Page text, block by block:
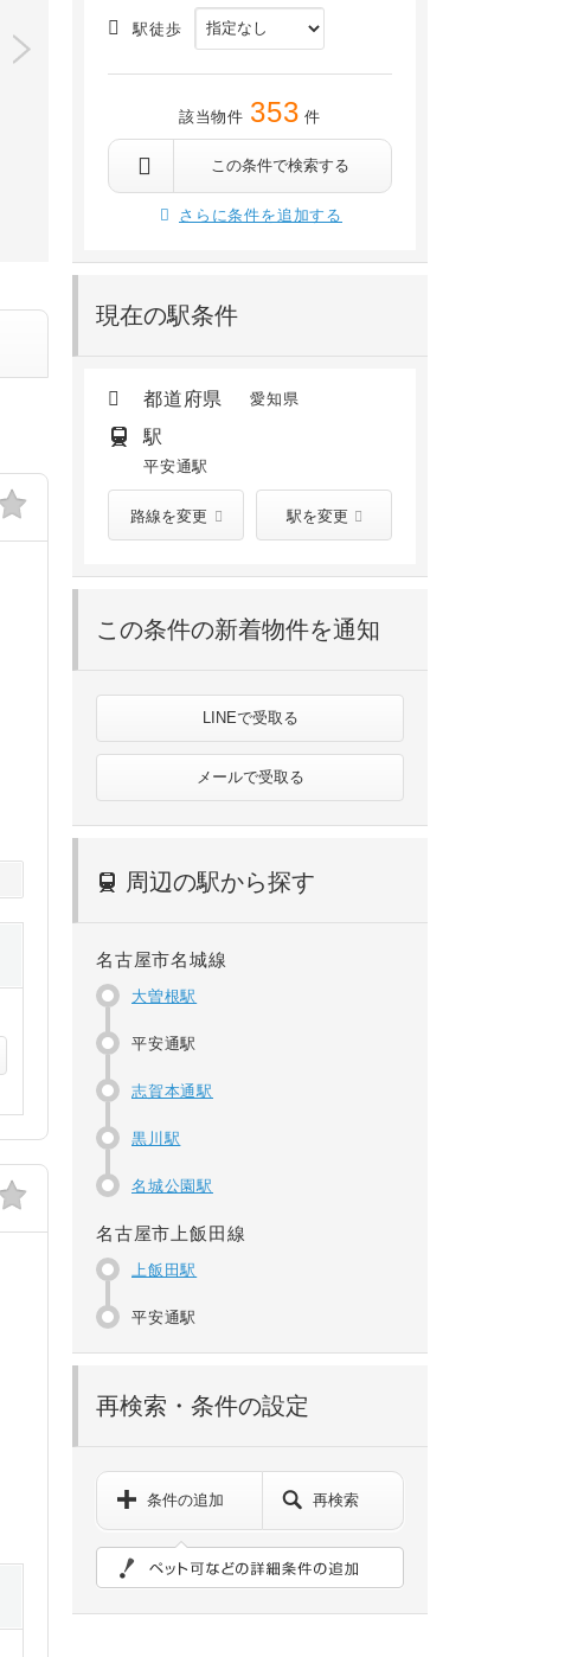
駅徒歩
該当物件 353 件
この条件で検索する
さらに条件を追加する
現在の駅条件
都道府県 愛知県
駅
平安通駅
路線を変更 駅を変更
この条件の新着物件を通知
LINEで受取る
メールで受取る
周辺の駅から探す
名古屋市名城線
大曽根駅
平安通駅
志賀本通駅
黒川駅
名城公園駅
名古屋市上飯田線
上飯田駅
平安通駅
再検索・条件の設定
条件の追加 再検索
黒川 徒歩9分志賀本通 徒歩10分
6.6万円/ 4,000円
3階 /2020年02月